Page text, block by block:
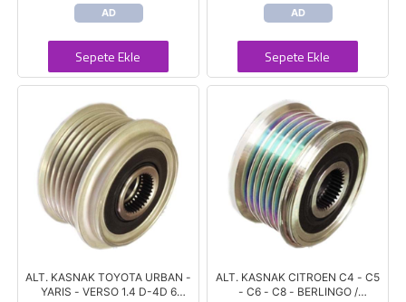
AD
Sepete Ekle
AD
Sepete Ekle
ALT. KASNAK TOYOTA URBAN -
YARIS - VERSO 1.4 D-4D 6
ALT. KASNAK CITROEN C4 - C5
- C6 - C8 - BERLINGO /